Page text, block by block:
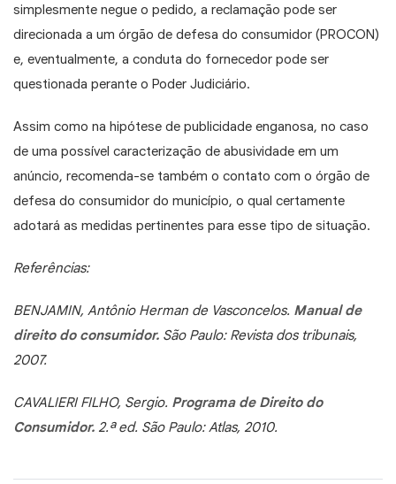
simplesmente negue o pedido, a reclamação pode ser
direcionada a um órgão de defesa do consumidor (PROCON)
e, eventualmente, a conduta do fornecedor pode ser
questionada perante o Poder Judiciário.
Assim como na hipótese de publicidade enganosa, no caso
de uma possível caracterização de abusividade em um
anúncio, recomenda-se também o contato com o órgão de
defesa do consumidor do município, o qual certamente
adotará as medidas pertinentes para esse tipo de situação.
Referências:
BENJAMIN, Antônio Herman de Vasconcelos. Manual de
direito do consumidor. São Paulo: Revista dos tribunais,
2007.
CAVALIERI FILHO, Sergio. Programa de Direito do
Consumidor. 2.ª ed. São Paulo: Atlas, 2010.